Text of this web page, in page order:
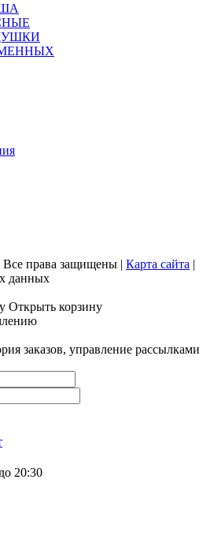
Все права защищены | Карта сайта |
данных
Открыть корзину
заказов, управление рассылками
20:30